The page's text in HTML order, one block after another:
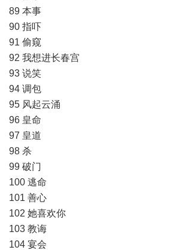
89 本事
90 指吓
91 偷窥
92 我想进长春宫
93 说笑
94 调包
95 风起云涌
96 皇命
97 皇道
98 杀
99 破门
100 逃命
101 善心
102 她喜欢你
103 教诲
104 宴会